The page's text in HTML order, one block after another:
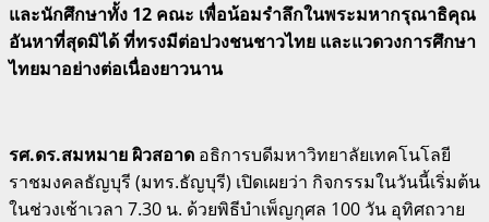
และนักศึกษาทั้ง 12 คณะ เพื่อน้อมรำลึกในพระมหากรุณาธิคุณ
อันหาที่สุดมิได้ ที่ทรงมีต่อปวงชนชาวไทย และแวดวงการศึกษา
ไทยมาอย่างต่อเนื่องยาวนาน
รศ.ดร.สมหมาย ผิวสอาด อธิการบดีมหาวิทยาลัยเทคโนโลยี
ราชมงคลธัญบุรี (มทร.ธัญบุรี) เปิดเผยว่า กิจกรรมในวันนี้เริ่มต้น
ในช่วงเช้าเวลา 7.30 น. ด้วยพิธีบำเพ็ญกุศล 100 วัน อุทิศถวาย